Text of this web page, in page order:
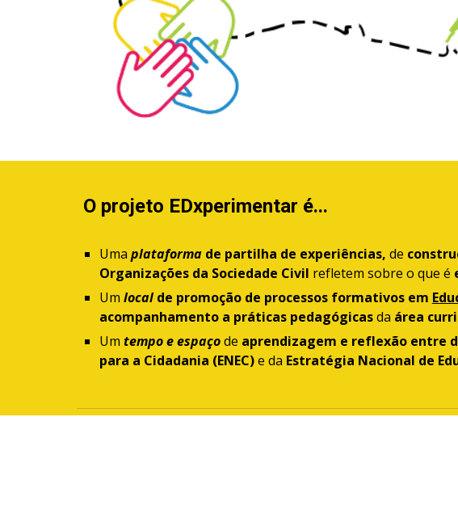
O projeto EDxperimentar é...
Uma plataformade partilha de experiências, de
Organizações da Sociedade Civil refletem sobre o que é
Um localde promoção de processos formativos em
acompanhamento a práticas pedagógicasda área
Um tempo e espaçode aprendizagem e reflexão entre
para a Cidadania (ENEC)e da Estratégia Nacional de